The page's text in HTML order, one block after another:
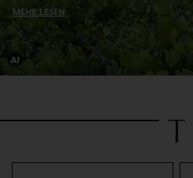
Dieses
von
MEHR LESEN